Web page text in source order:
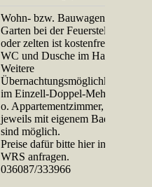
Wohn- bzw. Bauwagen im
Garten bei der Feuerstelle
oder zelten ist kostenfrei,
WC und Dusche im Haus.
Weitere
Übernachtungsmöglichkeiten
im Einzell-Doppel-Mehrbett-
o. Appartementzimmer,
jeweils mit eigenem Bad,
sind möglich.
Preise dafür bitte hier in der
WRS anfragen.
036087/333966